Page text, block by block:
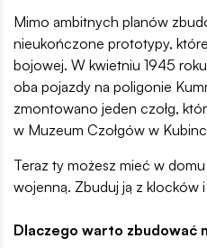
Mimo ambitnych planów
nieukończone prototypy,
bojowej. W kwietniu 1945
oba pojazdy na poligonie
zmontowano jeden czołg,
w Muzeum Czołgów w
Teraz ty możesz mieć w
wojenną. Zbuduj ją z klocków
Dlaczego warto zbudować